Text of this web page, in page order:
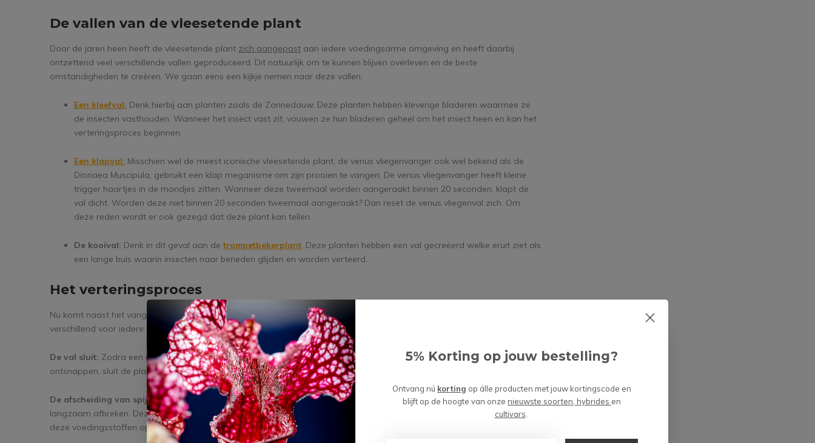
De vallen van de vleesetende plant
Door de jaren heen heeft de vleesetende plant zich aangepast aan iedere voedingsarme omgeving en heeft daarbij
ontzettend veel verschillende vallen geproduceerd. Dit natuurlijk om te kunnen blijven overleven en de beste
omstandigheden te creëren. We gaan eens een kijkje nemen naar deze vallen:
Een kleefval: Denk hierbij aan planten zoals de Zonnedauw. Deze planten hebben kleverige bladeren waarmee ze
de insecten vasthouden. Wanneer het insect vast zit, vouwen ze hun bladeren geheel om het insect heen en kan het
verteringsproces beginnen.
Een klapval: Misschien wel de meest iconische vleesetende plant, de venus vliegenvanger ook wel bekend als de
Dionaea Muscipula, gebruikt een klap meganisme om zijn prooien te vangen. De venus vliegenvanger heeft kleine
trigger haartjes in de mondjes zitten. Wanneer deze tweemaal worden aangeraakt binnen 20 seconden, klapt de
val dicht. Worden deze niet binnen 20 seconden tweemaal aangeraakt? Dan reset de venus vliegenval zich. Om
deze reden wordt er ook gezegd dat deze plant kan tellen.
De kooival: Denk in dit geval aan detrompetbekerplant. Deze planten hebben een val gecreëerd welke eruit ziet als
een lange buis waarin insecten naar beneden glijden en worden verteerd.
Het verteringsproces
Nu komt naast het vangen, het belangrijkste proces
voor elke vleesetende plant, de vertering. Dit proces is natuurlijk
verschillend voor iedere vleesetende plant, maar wij geven je een algemeen beeld van wat er zoal gebeurt:
De val sluit: Zodra een insect zich in een positie heeft gewerkt waarbij het nog een poging zou kunnen wagen om te
ontsnappen, sluit de plant haar val. Dit stopt elke ontsnappingspoging van een insect.
De afscheiding van spijsverteringsenzymen:De plant laat gedurende het verteringsproces enzymen los die het insect
langzaam afbreken. Deze enzymen lossen de zachte delen van het insect op en maken het voor de plant mogelijk om
deze voedingsstoffen op te nemen.
5% Korting op jouw bestelling?
Ontvang nú korting op álle producten met jouw kortingscode en
blijft op de hoogte van onze nieuwste soorten, hybrides en
cultivars